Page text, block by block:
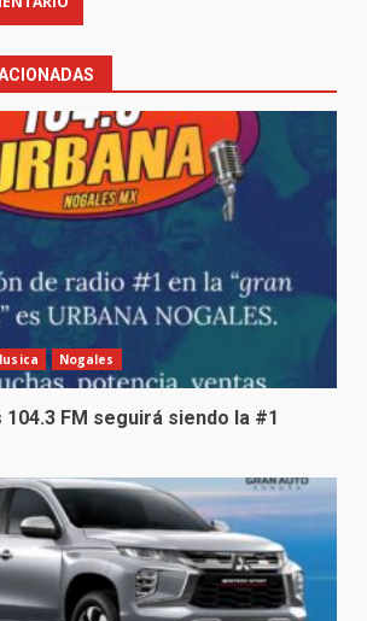
Nogales
104.3 FM seguirá siendo la #1